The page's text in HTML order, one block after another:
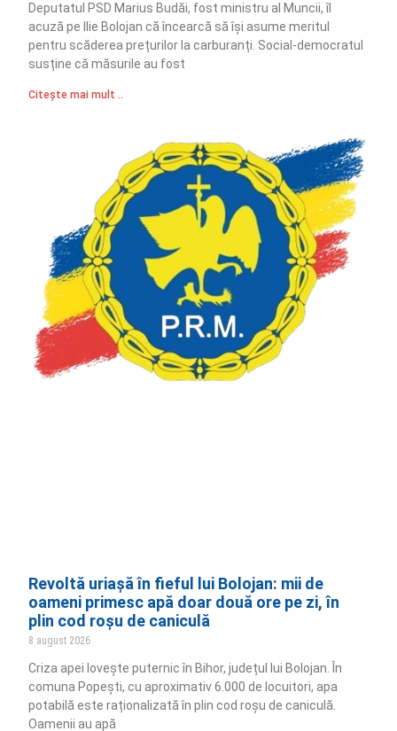
Deputatul PSD Marius Budăi, fost ministru al Muncii, îl
acuză pe Ilie Bolojan că încearcă să își asume meritul
pentru scăderea prețurilor la carburanți. Social-democratul
susține că măsurile au fost
Citește mai mult ..
Revoltă uriașă în fieful lui Bolojan: mii de
oameni primesc apă doar două ore pe zi, în
plin cod roșu de caniculă
8 august 2026
Criza apei lovește puternic în Bihor, județul lui Bolojan. În
comuna Popești, cu aproximativ 6.000 de locuitori, apa
potabilă este raționalizată în plin cod roșu de caniculă.
Oamenii au apă